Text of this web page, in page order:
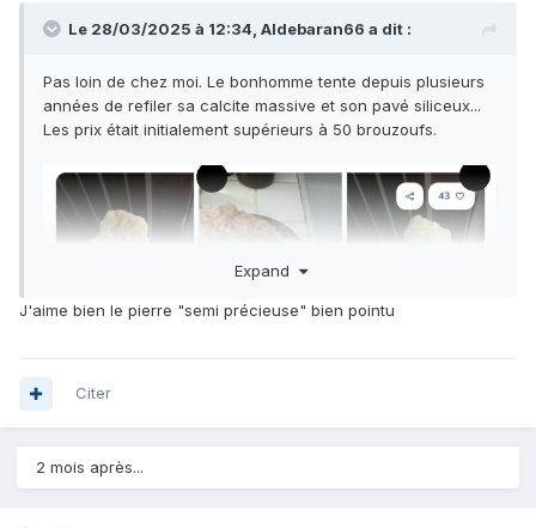
Le 28/03/2025 à 12:34, Aldebaran66 a dit :
Pas loin de chez moi. Le bonhomme tente depuis plusieurs
années de refiler sa calcite massive et son pavé siliceux...
Les prix était initialement supérieurs à 50 brouzoufs.
Expand
J'aime bien le pierre "semi précieuse" bien pointu
Citer
2 mois après...